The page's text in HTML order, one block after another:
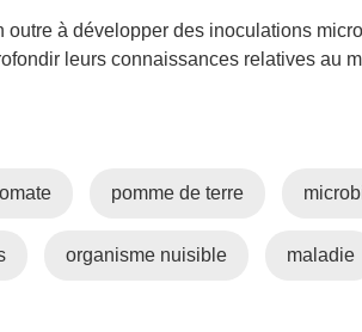
outre à développer des inoculations
leurs connaissances relatives au
pomme de terre
organisme nuisible maladie